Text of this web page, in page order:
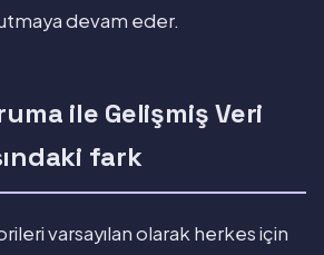
devam eder.
ile Gelişmiş Veri
fark
varsayılan olarak herkes için